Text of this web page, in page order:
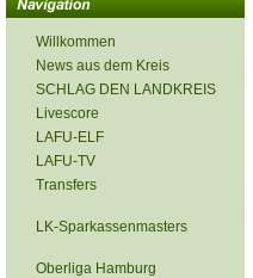
Willkommen
News aus dem Kreis
SCHLAG DEN LANDKREIS
Livescore
LAFU-ELF
LAFU-TV
Transfers
LK-Sparkassenmasters
Oberliga Hamburg